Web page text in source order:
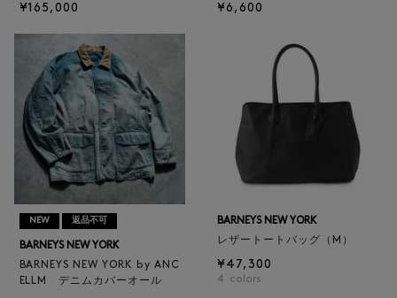
¥165,000 ¥6,600
NEW 返品不可
BARNEYS NEW YORK
BARNEYS NEW YORK by ANC
ELLM デニムカバーオール
BARNEYS NEW YORK
レザートートバッグ（M）
¥47,300
4 colors